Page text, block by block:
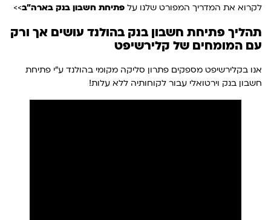
לקרוא את המדריך המפורט שלנו על פתיחת חשבון בנק בארה"ב>>
תהליך פתיחת חשבון בנק בהולנד עושים אך ורק
עם המומחים של קלירשיפט
אנו בקלירשיפט מספקים פתרון סליקה מקומי בהולנד ע"י פתיחת
חשבון בנק וירטואלי עבור לקוחותיה ללא עלות!